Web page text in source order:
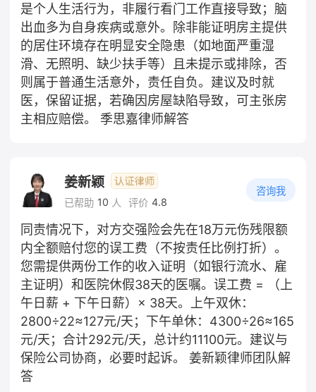
是个人生活行为，非履行看门工作直接导致；脑
出血多为自身疾病或意外。除非能证明房主提供
的居住环境存在明显安全隐患（如地面严重湿
滑、无照明、缺少扶手等）且未提示或排除，否
则属于普通生活意外，责任自负。建议及时就
医，保留证据，若确因房屋缺陷导致，可主张房
主相应赔偿。 季思嘉律师解答
姜新颖
已帮助 10 人 评价 4.8
咨询我
同责情况下，对方交强险会先在18万元伤残限额
内全额赔付您的误工费（不按责任比例打折）。
您需提供两份工作的收入证明（如银行流水、雇
主证明）和医院休假38天的医嘱。误工费 = （上
午日薪 + 下午日薪）× 38天。上午双休：
2800÷22≈127元/天；下午单休：4300÷26≈165
元/天；合计292元/天，总计约11100元。建议与
保险公司协商，必要时起诉。 姜新颖律师团队解
答